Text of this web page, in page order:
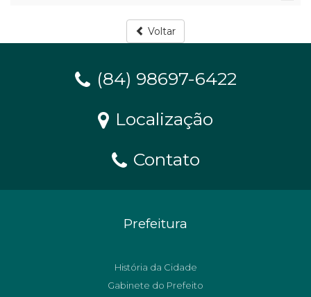
Voltar
(84) 98697-6422
Localização
Contato
Prefeitura
História da Cidade
Gabinete do Prefeito